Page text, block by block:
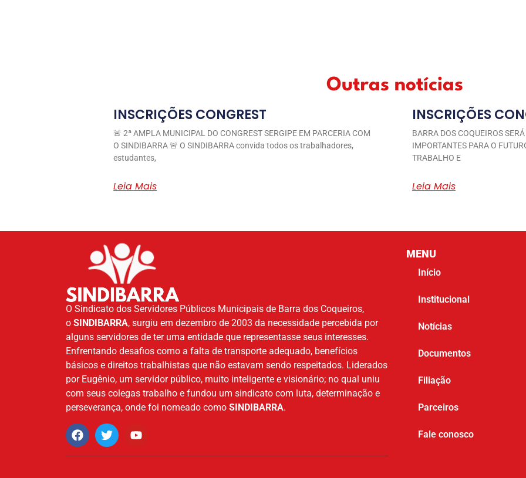
Outras notícias
INSCRIÇÕES CONGREST
🚨 2ª AMPLA MUNICIPAL DO CONGREST SERGIPE EM PARCERIA COM
O SINDIBARRA 🚨 O SINDIBARRA convida todos os trabalhadores,
estudantes,
Leia Mais
INSCRIÇÕES
BARRA DOS COQUEIROS
IMPORTANTES PARA O
TRABALHO E
Leia Mais
O Sindicato dos Servidores Públicos Municipais de Barra dos Coqueiros,
o SINDIBARRA, surgiu em dezembro de 2003 da necessidade percebida por
alguns servidores de ter uma entidade que representasse seus interesses.
Enfrentando desafios como a falta de transporte adequado, benefícios
básicos e direitos trabalhistas que não estavam sendo respeitados. Liderados
por Eugênio, um servidor público, muito inteligente e visionário; no qual uniu
com seus colegas trabalho e fundou um sindicato com luta, determinação e
perseverança, onde foi nomeado como SINDIBARRA.
MENU
Início
Institucional
Notícias
Documentos
Filiação
Parceiros
Fale conosco